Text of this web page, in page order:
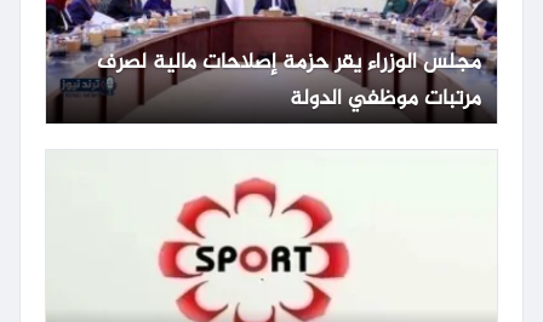
مجلس الوزراء يقر حزمة إصلاحات مالية لصرف
مرتبات موظفي الدولة